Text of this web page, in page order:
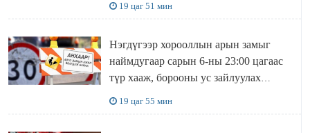
19 цаг 51 мин
Нэгдүгээр хорооллын арын замыг
наймдугаар сарын 6-ны 23:00 цагаас
түр хааж, борооны ус зайлуулах
19 цаг 55 мин